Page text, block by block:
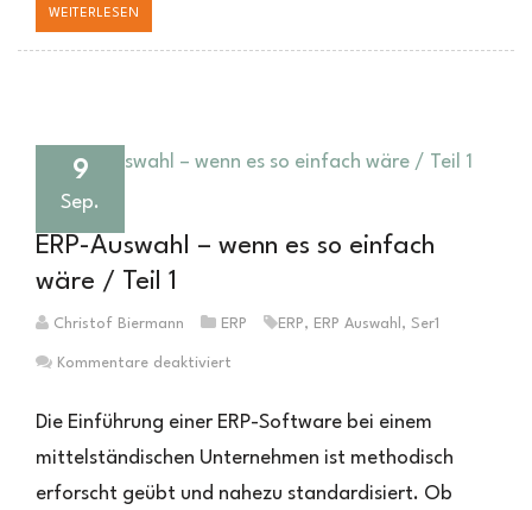
WEITERLESEN
9
Sep.
ERP-Auswahl – wenn es so einfach
wäre / Teil 1
Christof Biermann ERP ERP, ERP Auswahl , Ser1
Kommentare deaktiviert
Auswahl
wenn
es
Die Einführung einer ERP-Software bei einem
mittelständischen Unternehmen ist methodisch
erforscht geübt und nahezu standardisiert. Ob